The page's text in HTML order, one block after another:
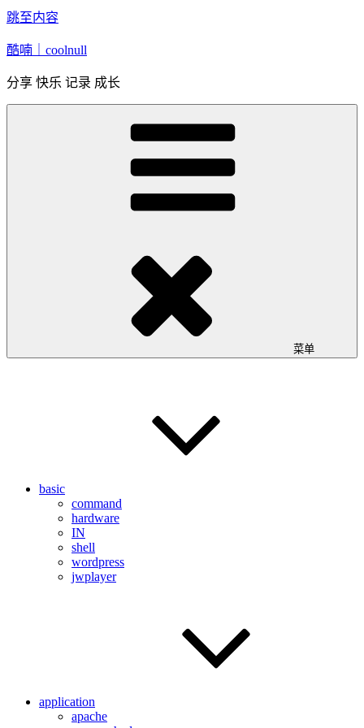
跳至内容
酷喃｜coolnull
分享 快乐 记录 成长
菜单
basic
command
hardware
IN
shell
wordpress
jwplayer
application
apache